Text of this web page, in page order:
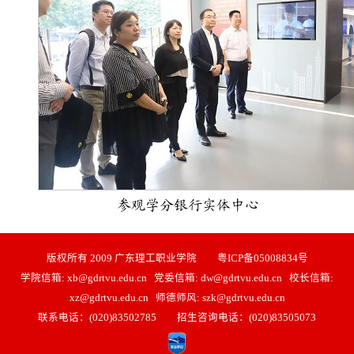
参观学分银行实体中心
版权所有 2009 广东理工职业学院 粤ICP备05008834号
学院信箱: xb@gdrtvu.edu.cn 党委信箱: dw@gdrtvu.edu.cn 校长信箱:
xz@gdrtvu.edu.cn 师德师风: szk@gdrtvu.edu.cn
联系电话：(020)83502785 招生咨询电话：(020)83505073